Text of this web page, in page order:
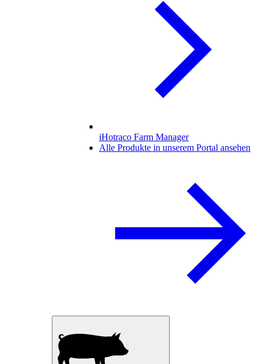
iHotraco Farm Manager
Alle Produkte in unserem Portal ansehen